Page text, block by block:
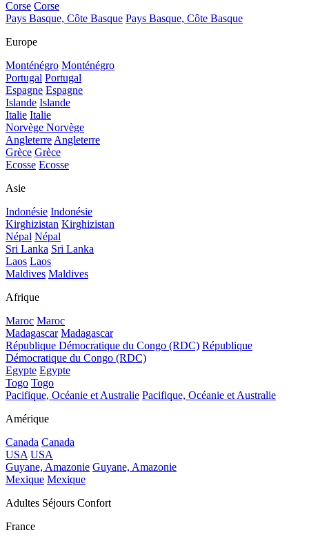
Corse Corse
Pays Basque, Côte Basque Pays Basque, Côte Basque
Europe
Monténégro Monténégro
Portugal Portugal
Espagne Espagne
Islande Islande
Italie Italie
Norvège Norvège
AngleterreAngleterre
Grèce Grèce
Ecosse Ecosse
Asie
Indonésie Indonésie
Kirghizistan Kirghizistan
Népal Népal
Sri Lanka Sri Lanka
Laos Laos
Maldives Maldives
Afrique
Maroc Maroc
Madagascar Madagascar
République Démocratique du Congo (RDC) République
Démocratique du Congo (RDC)
Egypte Egypte
Togo Togo
Pacifique, Océanie et Australie Pacifique, Océanie et Australie
Amérique
Canada Canada
USA USA
Guyane, Amazonie Guyane, Amazonie
Mexique Mexique
Adultes Séjours Confort
France